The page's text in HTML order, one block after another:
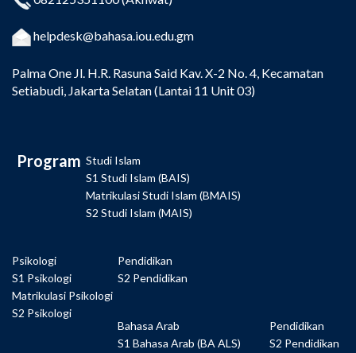
helpdesk@bahasa.iou.edu.gm
Palma One Jl. H.R. Rasuna Said Kav. X-2 No. 4, Kecamatan
Setiabudi, Jakarta Selatan (Lantai 11 Unit 03)
Program Studi Islam
S1 Studi Islam (BAIS)
Matrikulasi Studi Islam (BMAIS)
S2 Studi Islam (MAIS)
Psikologi
S1 Psikologi
Matrikulasi Psikologi
S2 Psikologi
Pendidikan
S2 Pendidikan
Bahasa Arab
S1 Bahasa Arab (BA ALS)
Pendidikan
S2 Pendidikan